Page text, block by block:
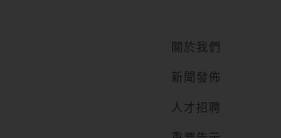
關於我們
新聞發佈
人才招聘